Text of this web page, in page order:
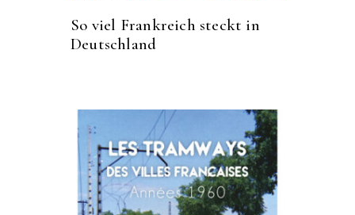
So viel Frankreich steckt in
Deutschland